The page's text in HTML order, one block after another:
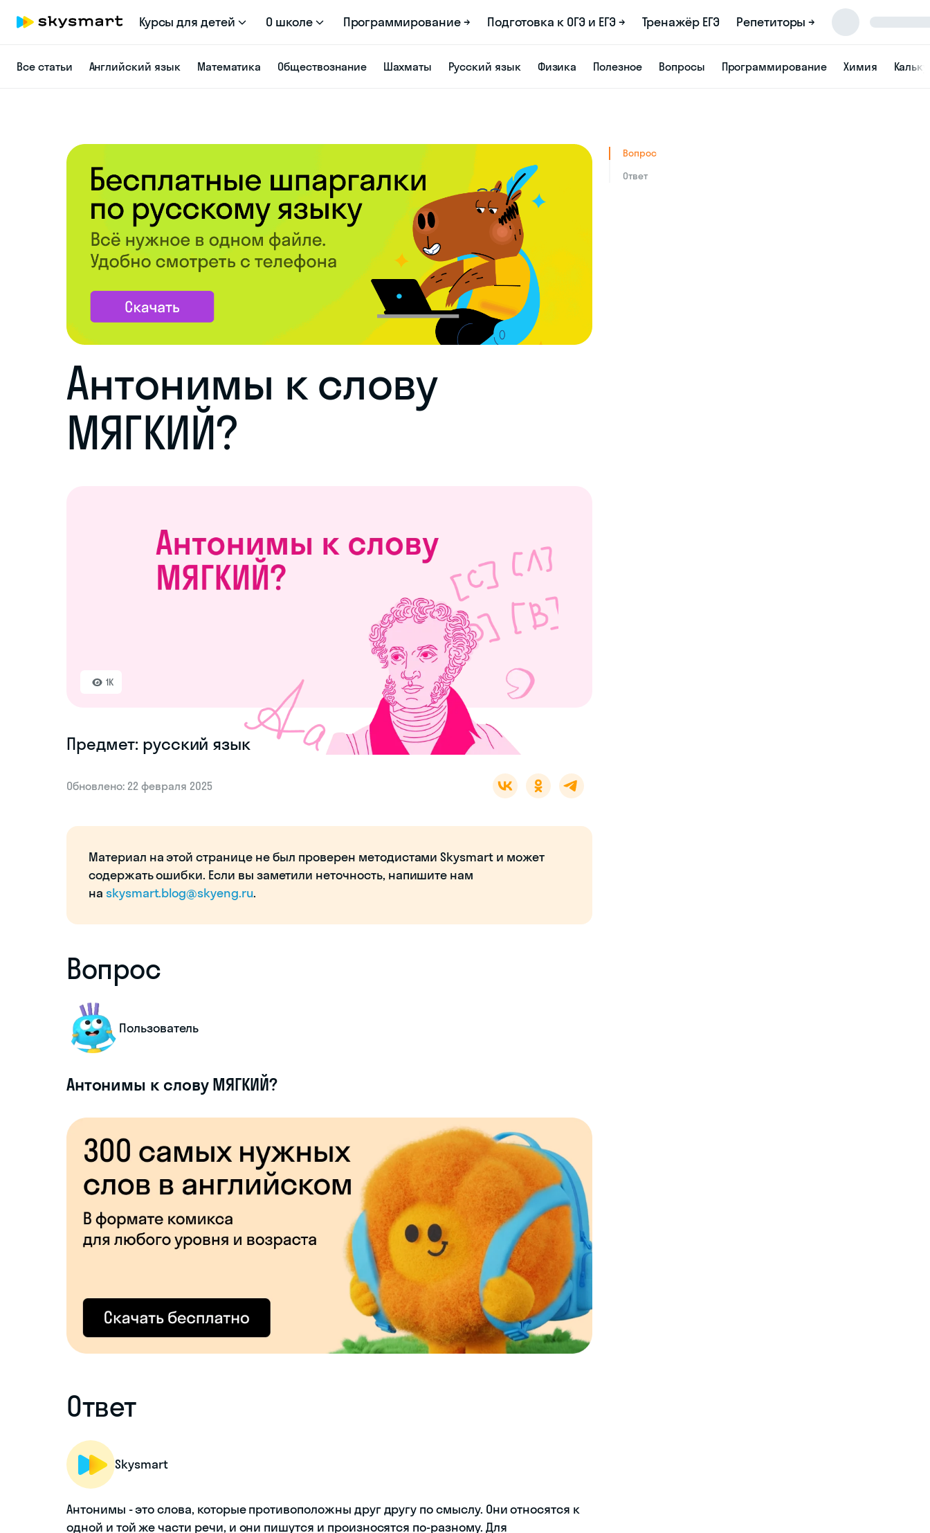
Курсы для детей О школе Программирование → Подготовка к ОГЭ и ЕГЭ → Тренажёр ЕГЭ Репетиторы →
Все статьи Английский язык Математика Обществознание Шахматы Русский язык Физика Полезное Вопросы Программирование Химия
Антонимы к слову
МЯГКИЙ?
1K
Предмет: русский язык
Обновлено: 22 февраля 2025
Материал на этой странице не был проверен методистами Skysmart и может
содержать ошибки. Если вы заметили неточность, напишите нам
на skysmart.blog@skyeng.ru.
Вопрос
Пользователь
Антонимы к слову МЯГКИЙ?
Ответ
Skysmart
Антонимы - это слова, которые противоположны друг другу по смыслу. Они относятся к
одной и той же части речи, и они пишутся и произносятся по-разному. Для
Вопрос
Ответ